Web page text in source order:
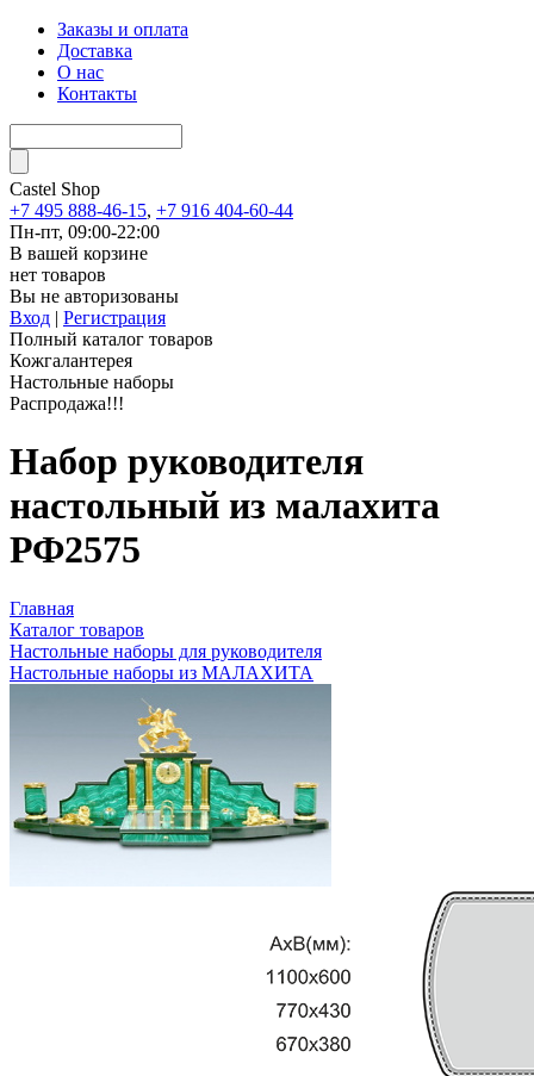
Заказы и оплата
Доставка
О нас
Контакты
Castel Shop
+7 495 888-46-15, +7 916 404-60-44
Пн-пт, 09:00-22:00
В вашей корзине
нет товаров
Вы не авторизованы
Вход | Регистрация
Полный каталог товаров
Кожгалантерея
Настольные наборы
Распродажа!!!
Набор руководителя
настольный из малахита
РФ2575
Главная
Каталог товаров
Настольные наборы для руководителя
Настольные наборы из МАЛАХИТА